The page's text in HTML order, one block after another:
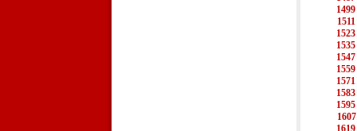
1499
1511
1523
1535
1547
1559
1571
1583
1595
1607
1619